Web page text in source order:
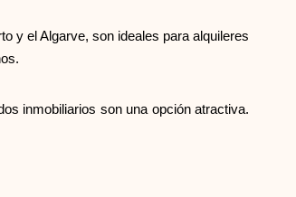
y el Algarve, son ideales para alquileres
inmobiliarios son una opción atractiva.